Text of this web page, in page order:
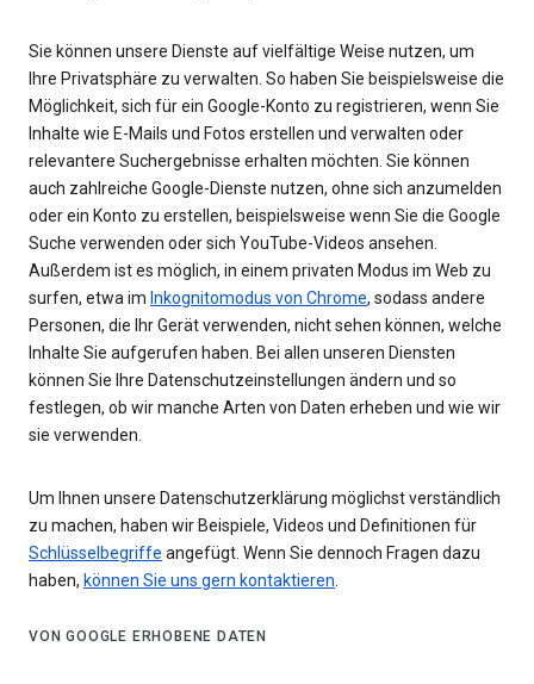
Sie können unsere Dienste auf vielfältige Weise nutzen, um
Ihre Privatsphäre zu verwalten. So haben Sie beispielsweise die
Möglichkeit, sich für ein Google-Konto zu registrieren, wenn Sie
Inhalte wie E-Mails und Fotos erstellen und verwalten oder
relevantere Suchergebnisse erhalten möchten. Sie können
auch zahlreiche Google-Dienste nutzen, ohne sich anzumelden
oder ein Konto zu erstellen, beispielsweise wenn Sie die Google
Suche verwenden oder sich YouTube-Videos ansehen.
Außerdem ist es möglich, in einem privaten Modus im Web zu
surfen, etwa im Inkognitomodus von Chrome, sodass andere
Personen, die Ihr Gerät verwenden, nicht sehen können, welche
Inhalte Sie aufgerufen haben. Bei allen unseren Diensten
können Sie Ihre Datenschutzeinstellungen ändern und so
festlegen, ob wir manche Arten von Daten erheben und wie wir
sie verwenden.
Um Ihnen unsere Datenschutzerklärung möglichst verständlich
zu machen, haben wir Beispiele, Videos und Definitionen für
Schlüsselbegriffe angefügt. Wenn Sie dennoch Fragen dazu
haben, können Sie uns gern kontaktieren.
VON GOOGLE ERHOBENE DATEN